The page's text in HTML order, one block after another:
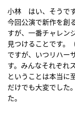
小林 はい、そうです
今回公演で新作を創
すが、一番チャレン
見つけることです。
ですが、いつリハー
す。みんなそれぞれ
ということは本当に
だけでも大変でした
た。